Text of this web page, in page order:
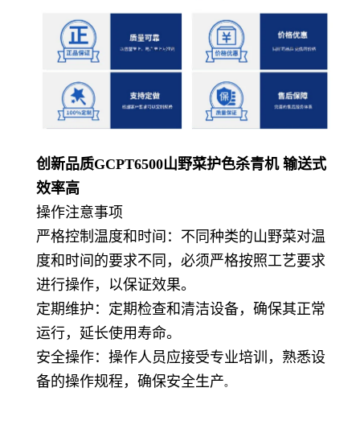
创新品质GCPT6500山野菜护色杀青机 输送式
效率高
操作注意事项
严格控制温度和时间：不同种类的山野菜对温
度和时间的要求不同，必须严格按照工艺要求
进行操作，以保证效果。
定期维护：定期检查和清洁设备，确保其正常
运行，延长使用寿命。
安全操作：操作人员应接受专业培训，熟悉设
备的操作规程，确保安全生产。